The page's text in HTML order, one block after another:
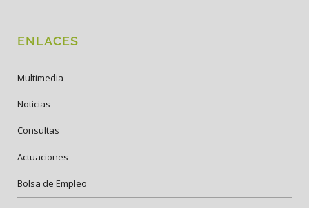
ENLACES
Multimedia
Noticias
Consultas
Actuaciones
Bolsa de Empleo